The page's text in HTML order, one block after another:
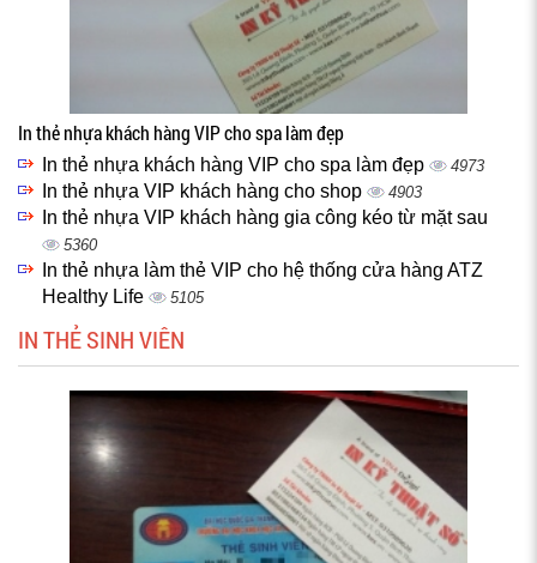
In thẻ nhựa khách hàng VIP cho spa làm đẹp
In thẻ nhựa khách hàng VIP cho spa làm đẹp 4973
In thẻ nhựa VIP khách hàng cho shop 4903
In thẻ nhựa VIP khách hàng gia công kéo từ mặt sau
5360
In thẻ nhựa làm thẻ VIP cho hệ thống cửa hàng ATZ
Healthy Life
5105
IN THẺ SINH VIÊN